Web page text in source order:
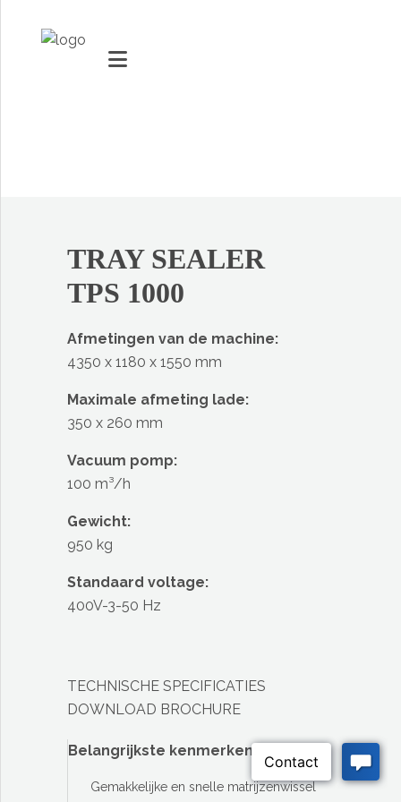
TECHNOLOGIE EN INNOVATIE
TRAY SEALER
TPS 1000
Afmetingen van de machine:
4350 x 1180 x 1550 mm
Maximale afmeting lade:
350 x 260 mm
Vacuum pomp:
100 m³/h
Gewicht:
950 kg
Standaard voltage:
400V-3-50 Hz
TECHNISCHE SPECIFICATIES
DOWNLOAD BROCHURE
Belangrijkste kenmerken:
Gemakkelijke en snelle matrijzenwissel